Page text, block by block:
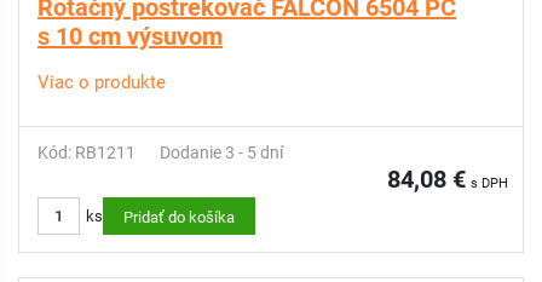
Rotačný postrekovač FALCON 6504 PC
s 10 cm výsuvom
Viac o produkte
Kód: RB1211 Dodanie 3 - 5 dní
84,08 € s DPH
ks Pridať do košíka